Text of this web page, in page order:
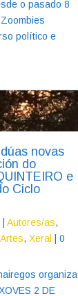
o pasado 8
político e
novas
do
e
Ciclo
Autores/as,
, Xeral
| 0
organiza
2 DE